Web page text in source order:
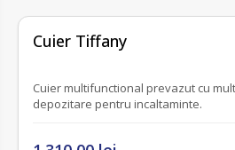
Cuier Tiffany
Cuier multifunctional prevazut cu
depozitare pentru incaltaminte.